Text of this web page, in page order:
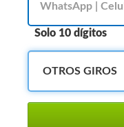
Solo 10 dígitos